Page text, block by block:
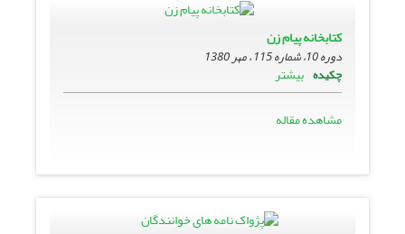
کتابخانه پیام زن
دوره 10، شماره 115 ، مهر 1380
چکیده بیشتر
مشاهده مقاله